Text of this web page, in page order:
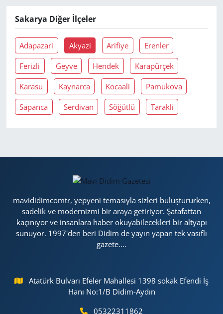
Sakarya Diğer İlçeler
Adapazari Akyazi Arifiye Erenler
Ferizli Geyve Hendek Karapürçek
Karasu Kaynarca Kocaali Pamukova
Sapanca Serdivan Söğütlü Tarakli
mavididimcomtr, yepyeni temasıyla sizleri buluştururken,
sadelik ve modernizmi bir araya getiriyor. Şatafattan
kaçınıyor ve insanlara haber okuyabilecekleri bir altyapı
sunuyor. 1997'den beri Didim de yayın yapan tek vasıflı
gazete....
Atatürk Bulvarı Efeler Mahallesi 1398 sokak Efendi İş
Hanı No:1/B Didim-Aydın
05322311862